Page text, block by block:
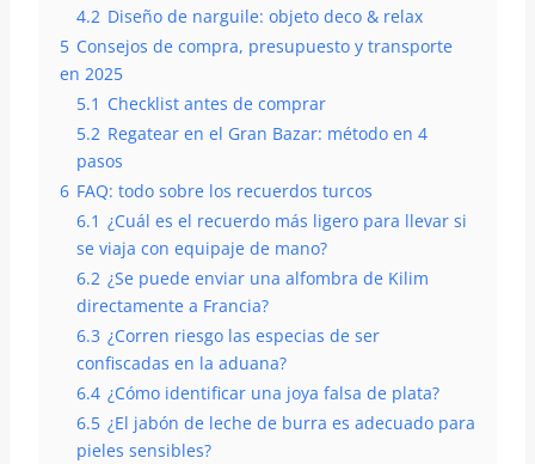
4.2 Diseño de narguile: objeto deco & relax
5 Consejos de compra, presupuesto y transporte
en 2025
5.1 Checklist antes de comprar
5.2 Regatear en el Gran Bazar: método en 4
pasos
6 FAQ: todo sobre los recuerdos turcos
6.1 ¿Cuál es el recuerdo más ligero para llevar si
se viaja con equipaje de mano?
6.2 ¿Se puede enviar una alfombra de Kilim
directamente a Francia?
6.3 ¿Corren riesgo las especias de ser
confiscadas en la aduana?
6.4 ¿Cómo identificar una joya falsa de plata?
6.5 ¿El jabón de leche de burra es adecuado para
pieles sensibles?